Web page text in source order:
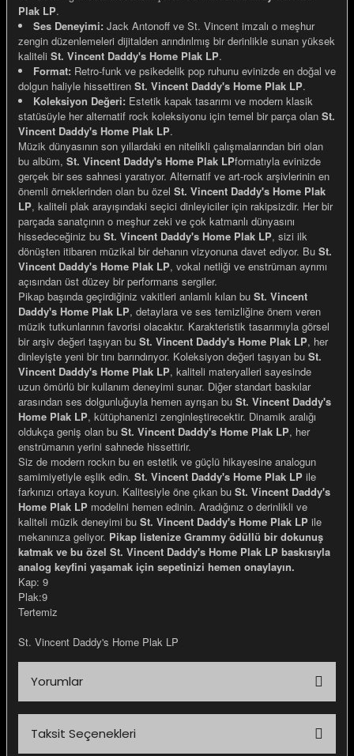
Gemiler
Plak LP.
Ses Deneyimi: Jack Antonoff ve St. Vincent imzalı o meşhur
zengin düzenlemeleri dijitalden arındırılmış bir derinlikle sunan yüksek
kaliteli St. Vincent Daddy's Home Plak LP.
Format: Retro-funk ve psikedelik pop ruhunu evinizde en doğal ve
dolgun haliyle hissettiren St. Vincent Daddy's Home Plak LP.
Koleksiyon Değeri: Estetik kapak tasarımı ve modern klasik
statüsüyle her alternatif rock koleksiyonu için temel bir parça olan St.
Vincent Daddy's Home Plak LP.
Müzik dünyasının son yıllardaki en nitelikli çalışmalarından biri olan
bu albüm, St. Vincent Daddy's Home Plak LPformatıyla evinizde
gerçek bir ses sahnesi yaratıyor. Alternatif ve art-rock arşivlerinin en
önemli örneklerinden olan bu özel St. Vincent Daddy's Home Plak
LP, kaliteli plak arayışındaki seçici dinleyiciler için rakipsizdir. Her bir
parçada sanatçının o meşhur zeki ve çok katmanlı dünyasını
hissedeceğiniz bu St. Vincent Daddy's Home Plak LP, sizi ilk
dönüşten itibaren müzikal bir dehanın vizyonuna davet ediyor. Bu St.
Vincent Daddy's Home Plak LP, vokal netliği ve enstrüman ayrımı
açısından üst düzey bir performans sergiler.
Pikap başında geçirdiğiniz vakitleri anlamlı kılan bu St. Vincent
Daddy's Home Plak LP, detaylara ve ses temizliğine önem veren
müzik tutkunlarının favorisi olacaktır. Karakteristik tasarımıyla görsel
bir arşiv değeri taşıyan bu St. Vincent Daddy's Home Plak LP, her
dinleyişte yeni bir tını barındırıyor. Koleksiyon değeri taşıyan bu St.
Vincent Daddy's Home Plak LP, kaliteli materyalleri sayesinde
uzun ömürlü bir kullanım deneyimi sunar. Diğer standart baskılar
arasından ses dolgunluğuyla hemen ayrışan bu St. Vincent Daddy's
Home Plak LP, kütüphanenizi zenginleştirecektir. Dinamik aralığı
oldukça geniş olan bu St. Vincent Daddy's Home Plak LP, her
enstrümanın yerini sahnede hissettirir.
Siz de modern rockın bu en estetik ve güçlü hikayesine analogun
samimiyetiyle eşlik edin. St. Vincent Daddy's Home Plak LP ile
farkınızı ortaya koyun. Kalitesiyle öne çıkan bu St. Vincent Daddy's
Home Plak LP modelini hemen edinin. Aradığınız o derinlikli ve
kaliteli müzik deneyimi bu St. Vincent Daddy's Home Plak LP ile
mekanınıza geliyor. Pikap listenize Grammy ödüllü bir dokunuş
katmak ve bu özel St. Vincent Daddy's Home Plak LP baskısıyla
analog keyfini yaşamak için sepetinizi hemen onaylayın.
Kap: 9
Plak:9
Tertemiz
St. Vincent Daddy's Home Plak LP
Yorumlar
Taksit Seçenekleri